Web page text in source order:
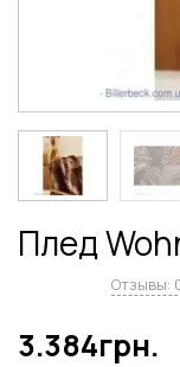
Плед
Отзывы:
3.384грн.